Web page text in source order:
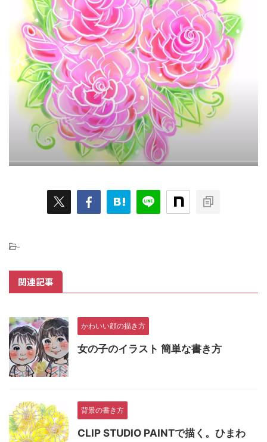
-
関連記事
かわいい顔の描き方
女の子のイラスト 簡単な書き方
背景の書き方
CLIP STUDIO PAINTで描く。ひまわ